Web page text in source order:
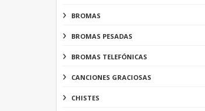
BROMAS
BROMAS PESADAS
BROMAS TELEFÓNICAS
CANCIONES GRACIOSAS
CHISTES